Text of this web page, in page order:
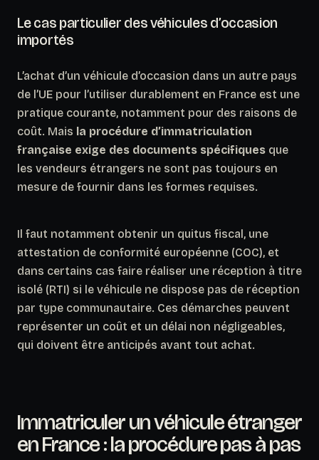
Le cas particulier des véhicules d’occasion
importés
L’achat d’un véhicule d’occasion dans un autre pays
de l’UE pour l’utiliser durablement en France est une
pratique courante, notamment pour des raisons de
coût. Mais la procédure d’immatriculation
française exige des documents spécifiques que
les vendeurs étrangers ne sont pas toujours en
mesure de fournir dans les formes requises.
Il faut notamment obtenir un quitus fiscal, une
attestation de conformité européenne (COC), et
dans certains cas faire réaliser une réception à titre
isolé (RTI) si le véhicule ne dispose pas de réception
par type communautaire. Ces démarches peuvent
représenter un coût et un délai non négligeables,
qui doivent être anticipés avant tout achat.
Immatriculer un véhicule étranger
en France : la procédure pas à pas